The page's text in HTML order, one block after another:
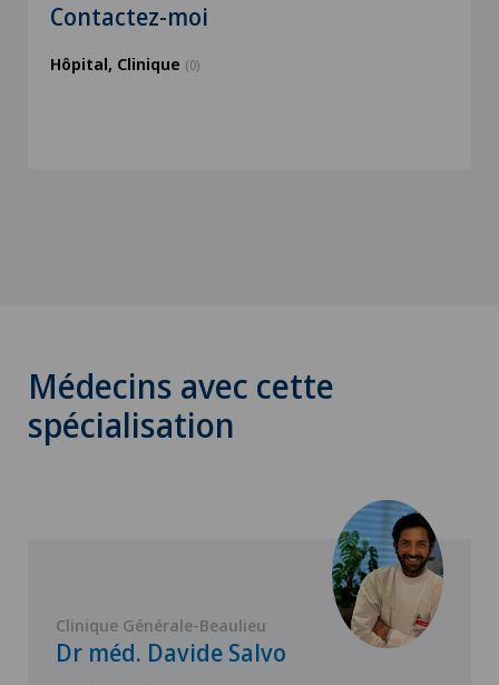
Contactez-moi
Hôpital, Clinique (0)
Médecins avec cette
spécialisation
Clinique Générale-Beaulieu
Dr méd. Davide Salvo